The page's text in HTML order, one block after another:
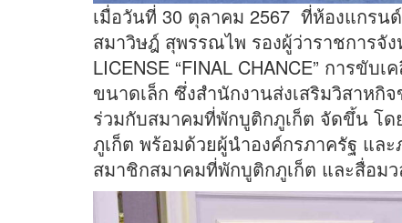
เมื่อวันที่ 30 ตุลาคม 2567 ที่ห้องแกรน
สมาวิษฎ์ สุพรรณไพ รองผู้ว่าราชการจั
LICENSE “FINAL CHANCE” การขั
ขนาดเล็ก ซึ่งสำนักงานส่งเสริมวิสาห
ร่วมกับสมาคมที่พักบูติกภูเก็ต จัดขึ้น
ภูเก็ต พร้อมด้วยผู้นำองค์กรภาครัฐ แล
สมาชิกสมาคมที่พักบูติกภูเก็ต และสื่อม